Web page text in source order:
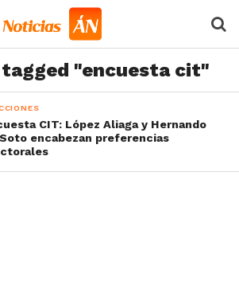
"encuesta cit"
CIT: López Aliaga y Hernando
encabezan preferencias